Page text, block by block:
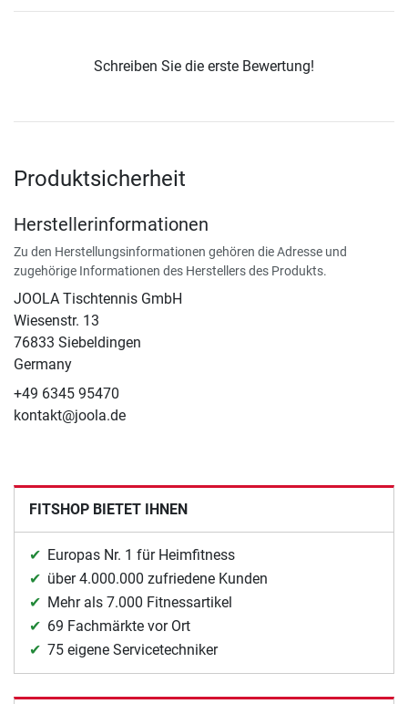
Schreiben Sie die erste Bewertung!
Produktsicherheit
Herstellerinformationen
Zu den Herstellungsinformationen gehören die Adresse und
zugehörige Informationen des Herstellers des Produkts.
JOOLA Tischtennis GmbH
Wiesenstr. 13
76833 Siebeldingen
Germany
+49 6345 95470
kontakt@joola.de
FITSHOP BIETET IHNEN
Europas Nr. 1 für Heimfitness
über 4.000.000 zufriedene Kunden
Mehr als 7.000 Fitnessartikel
69 Fachmärkte vor Ort
75 eigene Servicetechniker